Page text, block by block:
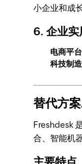
小企业和成
6. 企业实
电商平
科技制
替代方
Freshdesk
合、智能机